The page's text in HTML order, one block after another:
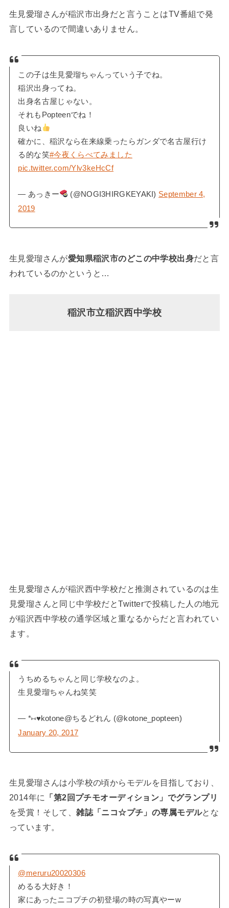
生見愛瑠さんが稲沢市出身だと言うことはTV番組で発
言しているので間違いありません。
この子は生見愛瑠ちゃんっていう子でね。
稲沢出身ってね。
出身名古屋じゃない。
それもPopteenでね！
良いね
確かに、稲沢なら在来線乗ったらガンダで名古屋行け
る的な笑#今夜くらべてみました
pic.twitter.com/Ylv3keHcCf
— あっきー (@NOGI3HIRGKEYAKI) September 4,
2019
生見愛瑠さんが愛知県稲沢市のどこの中学校出身だと言
われているのかというと…
稲沢市立稲沢西中学校
生見愛瑠さんが稲沢西中学校だと推測されているのは生
見愛瑠さんと同じ中学校だとTwitterで投稿した人の地元
が稲沢西中学校の通学区域と重なるからだと言われてい
ます。
うちめるちゃんと同じ学校なのよ。
生見愛瑠ちゃんね笑笑
— *⑅♥︎kotone@ちるどれん (@kotone_popteen)
January 20, 2017
生見愛瑠さんは小学校の頃からモデルを目指しており、
2014年に
「第2回プチモオーディション」でグランプリ
を受賞！そして、雑誌「ニコ☆プチ」の専属モデルとな
っています。
@meruru20020306
めるる大好き！
家にあったニコプチの初登場の時の写真やーw